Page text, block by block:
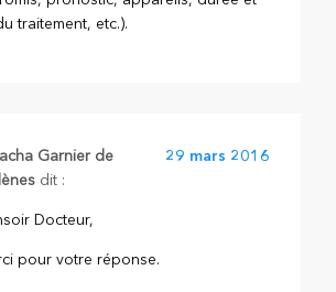
traitement, etc.).
Garnier de
dit :
29 mars 2016
Docteur,
pour votre réponse.